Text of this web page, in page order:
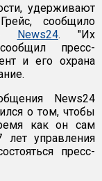
удерживают
сообщило
News24. "Их
пресс-
и его охрана
News24
о том, чтобы
как он сам
лет управления
пресс-